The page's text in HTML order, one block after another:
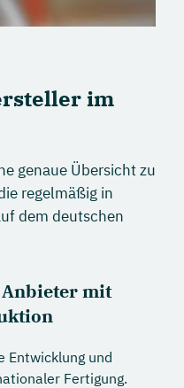
im
genaue Übersicht zu
regelmäßig in
dem deutschen
mit
Entwicklung und
Fertigung.